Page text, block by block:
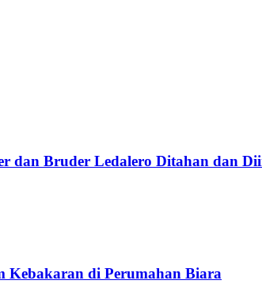
Bruder Ledalero Ditahan dan
Kebakaran di Perumahan Biara